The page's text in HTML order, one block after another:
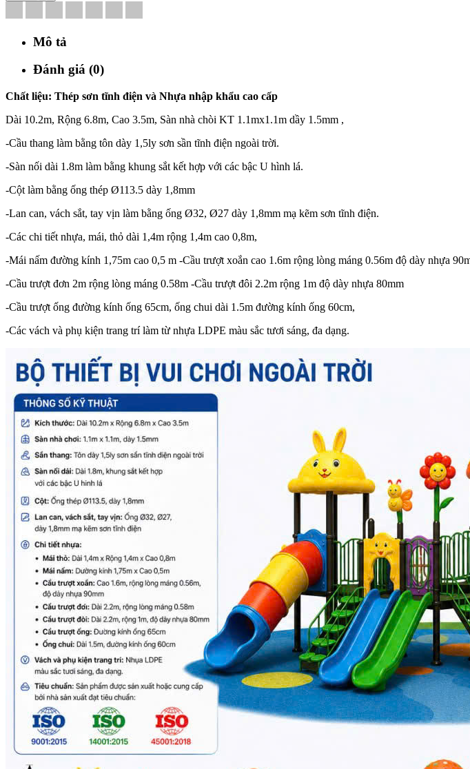
Mô tả
Đánh giá (0)
Chất liệu: Thép sơn tĩnh điện và Nhựa nhập khẩu cao cấp
Dài 10.2m, Rộng 6.8m, Cao 3.5m, Sàn nhà chòi KT 1.1mx1.1m dầy 1.5mm ,
-Cầu thang làm bằng tôn dày 1,5ly sơn sần tĩnh điện ngoài trời.
-Sàn nối dài 1.8m làm bằng khung sắt kết hợp với các bậc U hình lá.
-Cột làm bằng ống thép Ø113.5 dày 1,8mm
-Lan can, vách sắt, tay vịn làm bằng ống Ø32, Ø27 dày 1,8mm mạ kẽm sơn tĩnh điện.
-Các chi tiết nhựa, mái, thỏ dài 1,4m rộng 1,4m cao 0,8m,
-Mái nấm đường kính 1,75m cao 0,5 m -Cầu trượt xoắn cao 1.6m rộng lòng máng 0.56m độ dày nhựa
-Cầu trượt đơn 2m rộng lòng máng 0.58m -Cầu trượt đôi 2.2m rộng 1m độ dày nhựa 80mm
-Cầu trượt ống đường kính ống 65cm, ống chui dài 1.5m đường kính ống 60cm,
-Các vách và phụ kiện trang trí làm từ nhựa LDPE màu sắc tươi sáng, đa dạng.